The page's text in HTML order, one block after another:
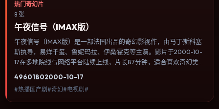
热门奇幻片
8 张
午夜信号（IMAX版）
午夜信号（IMAX版）是一部法国出品的奇幻影视作，由马丁·斯科塞
斯执导，易烊千玺、鲁妮·玛拉、伊桑·霍克等主演。影片于2000-10-
17在多地院线与网络平台陆续上线，片长87分钟，适合喜欢奇幻类
情节推进，节奏与视听语言统一，可作为休闲观影或类型片补片的选
择。
49601802000-10-17
#热播国产剧#奇幻#电视剧#